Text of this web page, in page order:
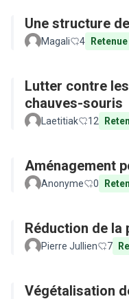
Une structure
Magali 4 Retenue
Lutter contre
chauves-souris
Laetitiak 12
Aménagement
Anonyme 0
Réduction de la
Pierre Jullien 7
Végétalisation